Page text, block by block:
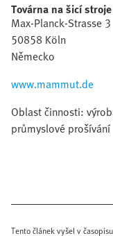
Továrna na šicí
Max-Planck-Strasse 3
50858 Köln
Německo
www.mammut.de
Oblast činnosti:
průmyslové prošívání
Tento článek vyšel v